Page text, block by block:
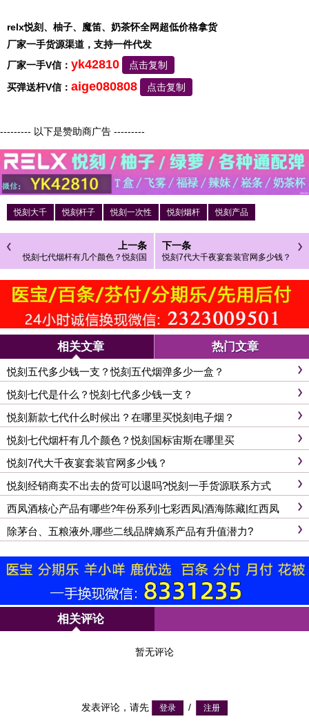
relx悦刻、柚子、魔笛、奶茶怀全网超低价格拿货
厂家一手货源渠道，支持一件代发
厂家一手V信： yk42810
点击复制
买弹送杆V信： aige080808 点击复制
--------- 以下是赞助商广告 ---------
悦刻大千 悦刻杆子 悦刻一次性 悦刻烟杆 悦刻产品
上一条
悦刻七代烟杆有几个颜色？悦刻国
标宙斯在哪里买
下一条
悦刻7代大千夜宴套装官网多少钱？
相关文章 热门文章
悦刻五代多少钱一支？悦刻五代烟弹多少一盒？
悦刻七代是什么？悦刻七代多少钱一支？
悦刻新款七代什么时候出？在哪里买悦刻电子烟？
悦刻七代烟杆有几个颜色？悦刻国标宙斯在哪里买
悦刻7代大千夜宴套装官网多少钱？
悦刻经销商卖不出去的货可以退吗?悦刻一手货源联系方式
西凤酒核心产品有哪些?年份系列|七彩西凤|酒海陈藏|红西凤
除茅台、五粮液外,哪些二线品牌嫡系产品有升值潜力?
相关评论
暂无评论
发表评论，请先 /